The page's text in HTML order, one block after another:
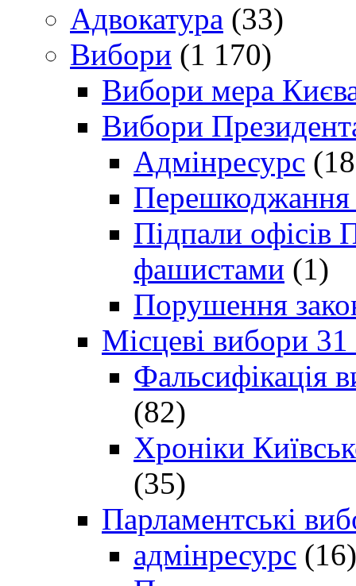
Адвокатура (33)
Вибори (1 170)
Вибори мера
Вибори
Адмінресурс
Перешкоджання
Підпали офісів
фашистами (1)
Порушення
Місцеві вибори
Фальсифікація
(82)
Хроніки
(35)
Парламентські
адмінресурс (16)